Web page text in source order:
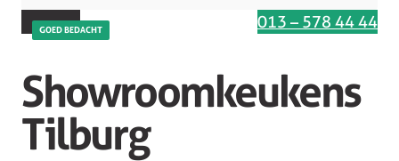
GOED BEDACHTInteresse in deze keuken 013 – 578 44 44
Showroomkeukens
Tilburg